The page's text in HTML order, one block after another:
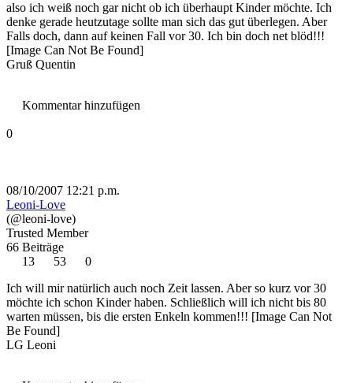
also ich weiß noch gar nicht ob ich überhaupt Kinder möchte. Ich
denke gerade heutzutage sollte man sich das gut überlegen. Aber
Falls doch, dann auf keinen Fall vor 30. Ich bin doch net blöd!!!
[Image Can Not Be Found]
Gruß Quentin
Kommentar hinzufügen
0
08/10/2007 12:21 p.m.
Leoni-Love
(@leoni-love)
Trusted Member
66 Beiträge
13
53
0
Ich will mir natürlich auch noch Zeit lassen. Aber so kurz vor 30
möchte ich schon Kinder haben. Schließlich will ich nicht bis 80
warten müssen, bis die ersten Enkeln kommen!!! [Image Can Not
Be Found]
LG Leoni